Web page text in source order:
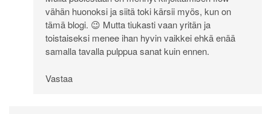
vähän huonoksi ja siitä toki kärsii myös, kun on
tämä blogi. 😉 Mutta tiukasti vaan yritän ja
toistaiseksi menee ihan hyvin vaikkei ehkä enää
samalla tavalla pulppua sanat kuin ennen.
Vastaa